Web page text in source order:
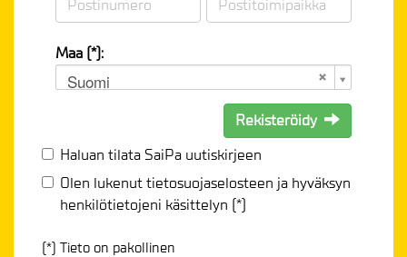
Maa (*):
Suomi
Rekisteröidy
Haluan tilata SaiPa uutiskirjeen
Olen lukenuttietosuojaselosteen ja hyväksyn
henkilötietojeni käsittelyn (*)
(*) Tieto on pakollinen